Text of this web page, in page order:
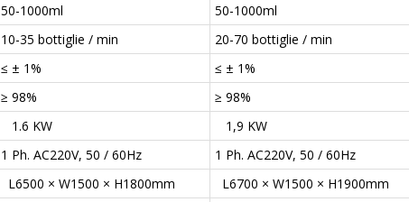
50-1000ml
50-1000ml
10-35 bottiglie / min
20-70 bottiglie / min
≤ ± 1%
≤ ± 1%
≥ 98%
≥ 98%
1.6 KW
1,9 KW
1 Ph. AC220V, 50 / 60Hz
1 Ph. AC220V, 50 / 60Hz
L6500 × W1500 × H1800mm
L6700 × W1500 × H1900mm